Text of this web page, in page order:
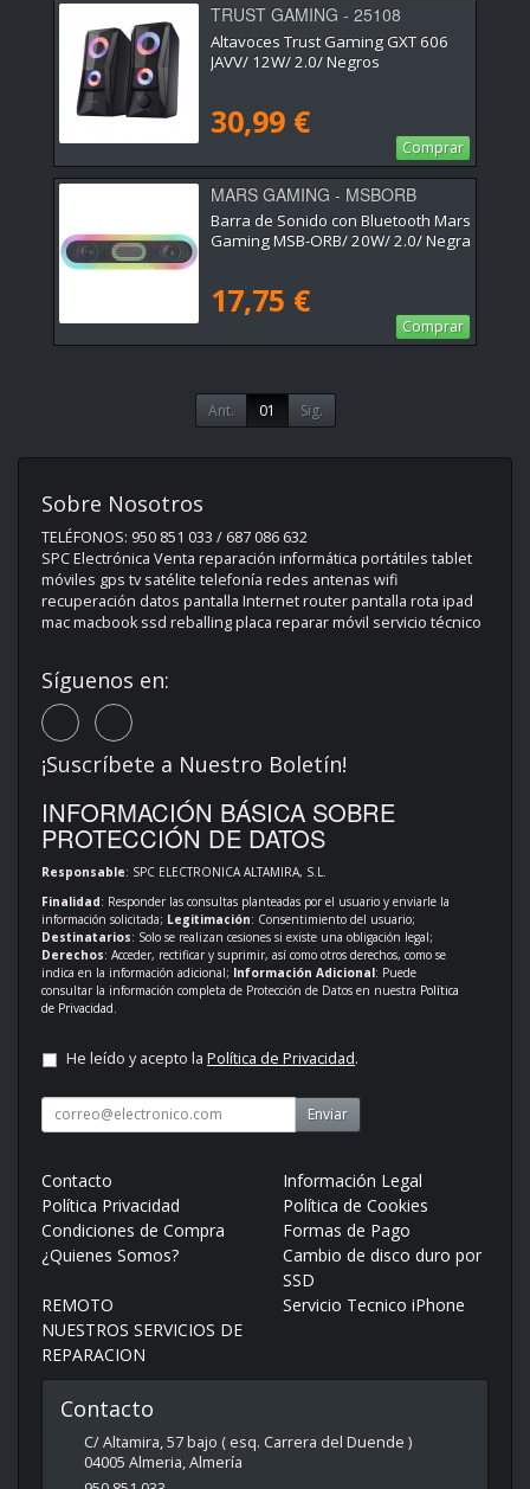
TRUST GAMING - 25108
Altavoces Trust Gaming GXT 606
JAVV/ 12W/ 2.0/ Negros
30,99 €
Comprar
MARS GAMING - MSBORB
Barra de Sonido con Bluetooth Mars
Gaming MSB-ORB/ 20W/ 2.0/ Negra
17,75 €
Comprar
Ant. 01 Sig.
Sobre Nosotros
TELÉFONOS: 950 851 033 / 687 086 632
SPC Electrónica Venta reparación informática portátiles tablet
móviles gps tv satélite telefonía redes antenas wifi
recuperación datos pantalla Internet router pantalla rota ipad
mac macbook ssd reballing placa reparar móvil servicio técnico
Síguenos en:
¡Suscríbete a Nuestro Boletín!
INFORMACIÓN BÁSICA SOBRE
PROTECCIÓN DE DATOS
Responsable: SPC ELECTRONICA ALTAMIRA, S.L.
Finalidad: Responder las consultas planteadas por el usuario y enviarle la
información solicitada; Legitimación: Consentimiento del usuario;
Destinatarios: Solo se realizan cesiones si existe una obligación legal;
Derechos: Acceder, rectificar y suprimir, así como otros derechos, como se
indica en la información adicional; Información Adicional: Puede
consultar la información completa de Protección de Datos en nuestra Política
de Privacidad
He leído y acepto la Política de Privacidad.
Enviar
Contacto
Información Legal
Política Privacidad
Política de Cookies
Condiciones de Compra
Formas de Pago
¿Quienes Somos?
Cambio de disco duro por
SSD
REMOTO
Servicio Tecnico iPhone
NUESTROS SERVICIOS DE
REPARACION
Contacto
C/ Altamira, 57 bajo ( esq. Carrera del Duende )
04005 Almeria,Almería